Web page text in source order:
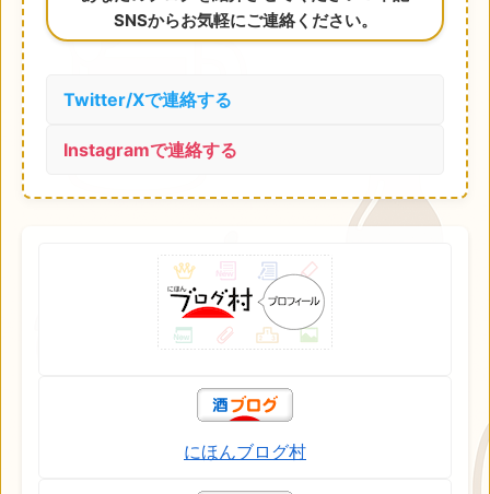
SNSからお気軽にご連絡ください。
Twitter/Xで連絡する
Instagramで連絡する
にほんブログ村